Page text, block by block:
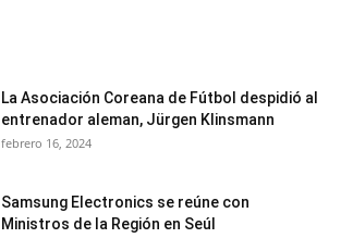
La Asociación Coreana de Fútbol despidió al
entrenador aleman, Jürgen Klinsmann
febrero 16, 2024
Samsung Electronics se reúne con
Ministros de la Región en Seúl